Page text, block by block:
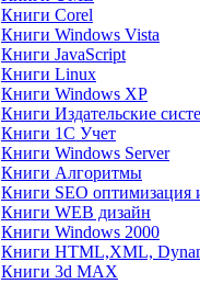
Книги Corel
Книги Windows Vista
Книги JavaScript
Книги Linux
Книги Windows XP
Книги Издательские
Книги 1C Учет
Книги Windows Server
Книги Алгоритмы
Книги SEO оптимизация
Книги WEB дизайн
Книги Windows 2000
Книги HTML,XML,
Книги 3d MAX